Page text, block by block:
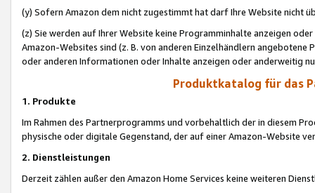
(y) Sofern Amazon dem nicht zugestimmt hat darf Ihre Website nicht
(z) Sie werden auf Ihrer Website keine Programminhalte anzeigen
Amazon-Websites sind (z. B. von anderen Einzelhändlern
oder anderen Informationen oder Inhalte anzeigen oder anderweitig
Produktkatalog für das
1. Produkte
Im Rahmen des Partnerprogramms und vorbehaltlich der in diesem
physische oder digitale Gegenstand, der auf einer Amazon-Website
2. Dienstleistungen
Derzeit zählen außer den Amazon Home Services keine weiteren